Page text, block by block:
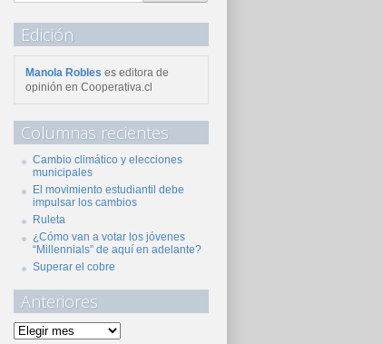
Edición
Manola Robles es editora de
opinión en Cooperativa.cl
Columnas recientes
Cambio climático y elecciones
municipales
El movimiento estudiantil debe
impulsar los cambios
Ruleta
¿Cómo van a votar los jóvenes
“Millennials” de aquí en adelante?
Superar el cobre
Anteriores